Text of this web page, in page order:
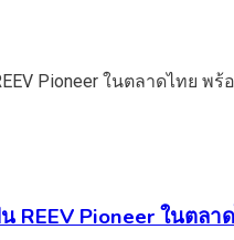
REEV Pioneer ในต